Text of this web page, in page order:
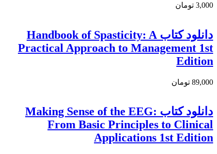
3,000 تومان
دانلود کتاب Handbook of Spasticity: A
Practical Approach to Management 1st
Edition
89,000 تومان
دانلود كتاب Making Sense of the EEG:
From Basic Principles to Clinical
Applications 1st Edition